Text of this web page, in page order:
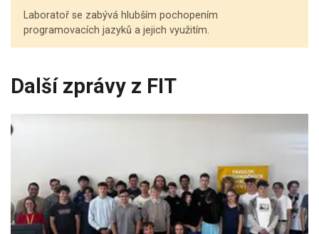
Laboratoř se zabývá hlubším pochopením
programovacích jazyků a jejich využitím.
Další zprávy z FIT